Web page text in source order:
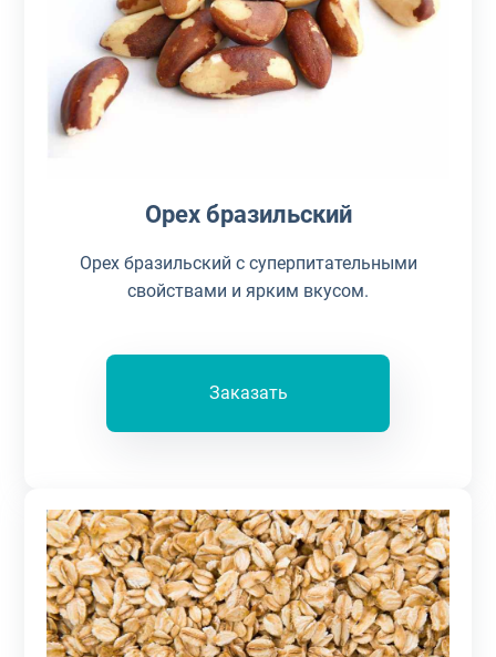
Орех бразильский
Орех бразильский с суперпитательными
свойствами и ярким вкусом.
Заказать